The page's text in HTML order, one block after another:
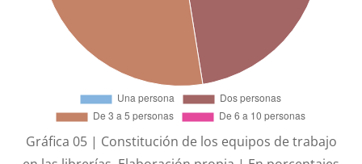
Gráfica 05 | Constitución de los equipos de trabajo